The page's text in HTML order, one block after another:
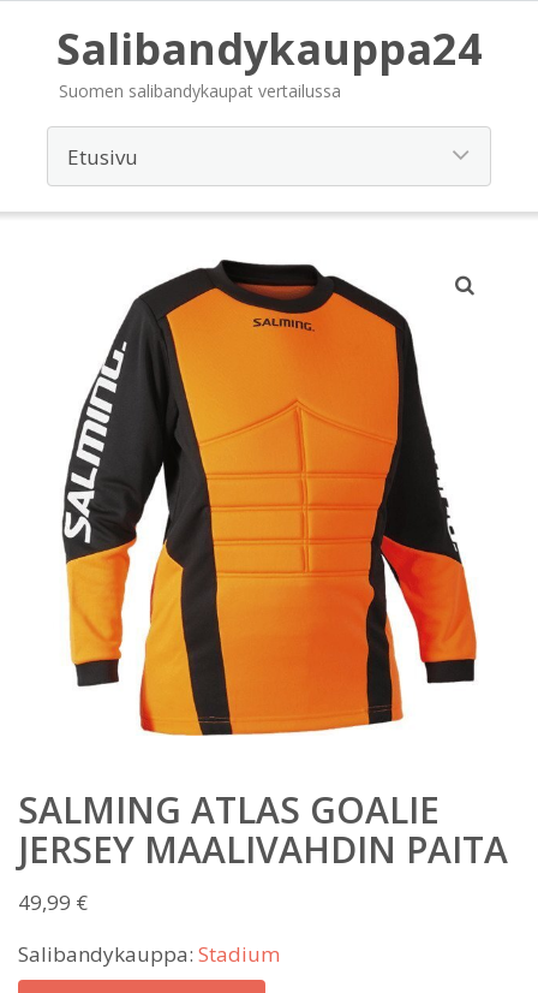
Salibandykauppa24
Suomen salibandykaupat vertailussa
SALMING ATLAS GOALIE
JERSEY MAALIVAHDIN PAITA
49,99 €
Salibandykauppa: Stadium